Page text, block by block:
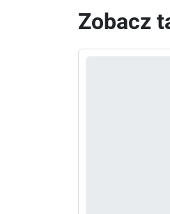
Zobacz